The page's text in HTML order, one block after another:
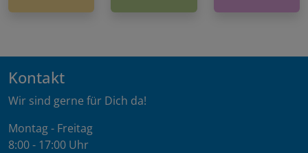
Kontakt
Wir sind gerne für Dich da!
Montag - Freitag
8:00 - 17:00 Uhr